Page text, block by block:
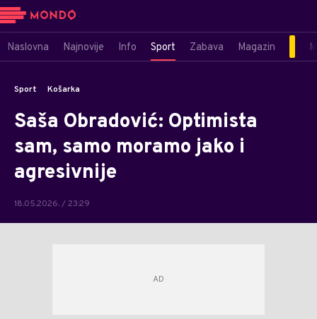
Naslovna Najnovije Info Sport Zabava Magazin
Sport Košarka
Saša Obradović: Optimista
sam, samo moramo jako i
agresivnije
18.05.2026. / 23:29